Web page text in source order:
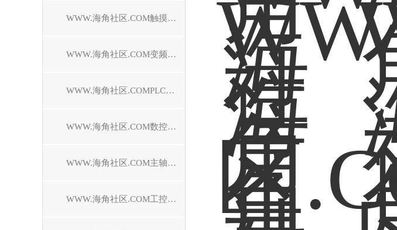
WWW.海角社区.COM触摸屏维修
WWW.海角社区.COM变频器维修
WWW.海角社区.COMPLC模块维修
WWW.海角社区.COM数控系统维修
WWW.海角社区.COM主轴电机维修
WWW.海角社区.COM工控机维修